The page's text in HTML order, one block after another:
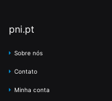
pni.pt
Sobre nós
Contato
Minha conta